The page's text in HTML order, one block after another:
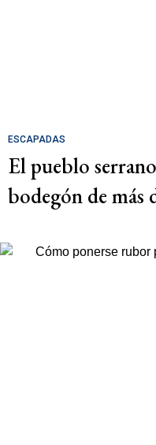
ESCAPADAS
El pueblo
bodegón de más